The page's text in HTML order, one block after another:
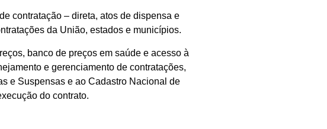
contratação – direta, atos de dispensa e
da União, estados e municípios.
banco de preços em saúde e acesso à
e gerenciamento de contratações,
e Suspensas e ao Cadastro Nacional de
do contrato.